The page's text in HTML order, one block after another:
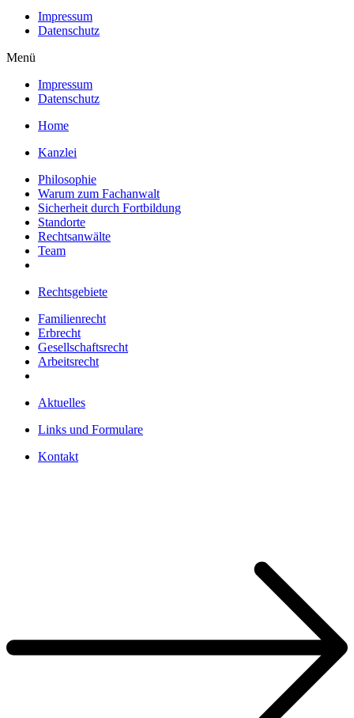
Impressum
Datenschutz
Menü
Impressum
Datenschutz
Home
Kanzlei
Philosophie
Warum zum Fachanwalt
Sicherheit durch Fortbildung
Standorte
Rechtsanwälte
Team
Rechtsgebiete
Familienrecht
Erbrecht
Gesellschaftsrecht
Arbeitsrecht
Aktuelles
Links und Formulare
Kontakt